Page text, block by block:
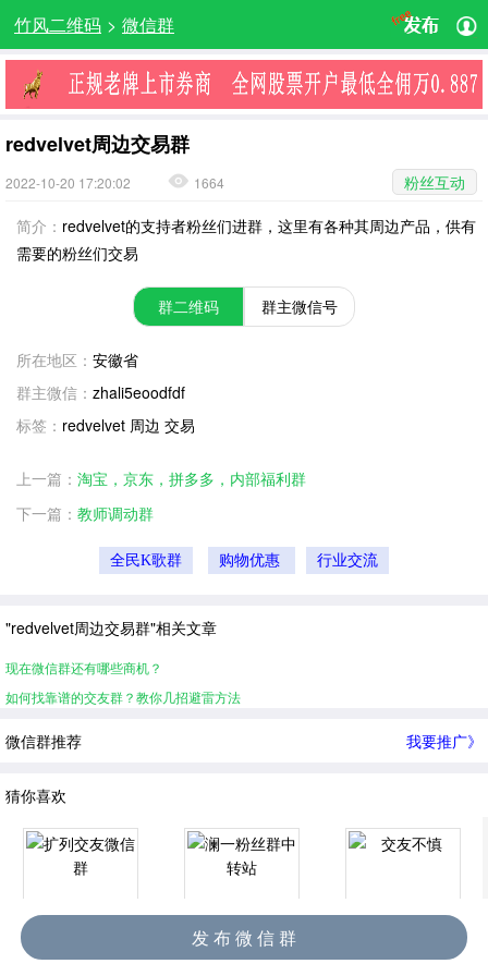
竹风二维码 > 微信群
redvelvet周边交易群
2022-10-20 17:20:02 1664
粉丝互动
简介： redvelvet的支持者粉丝们进群，这里有各种其周边产品，供有
需要的粉丝们交易
群二维码 群主微信号
所在地区： 安徽省
群主微信： zhali5eoodfdf
标签： redvelvet 周边 交易
上一篇： 淘宝，京东，拼多多，内部福利群
下一篇： 教师调动群
全民K歌群 购物优惠 行业交流
"redvelvet周边交易群"相关文章
现在微信群还有哪些商机？
如何找靠谱的交友群？教你几招避雷方法
微信群推荐 我要推广》
猜你喜欢
扩列交友微信群 澜一粉丝群中转站 交友不慎
发 布 微 信 群